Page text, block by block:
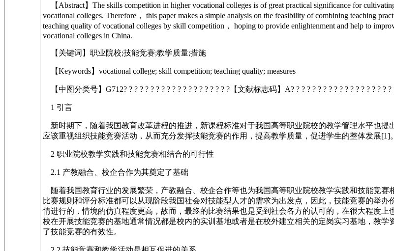
【Abstract】The skills competition in higher vocational colleges is of great practical significance for
vocational colleges. Therefore， this paper makes a simple analysis on the feasibility of combining teaching
teaching quality of vocational colleges by skill competition， hoping to provide enlightenment and help to
vocational colleges in China.
【关键词】职业院校;技能竞赛;教学质量;措施
【Keywords】vocational college; skill competition; teaching quality; measures
【中图分类号】G712? ? ? ? ? ? ? ? ? ? ? ? ? ? ? ? ? ? ? ?【文献标志码】A? ? ? ? ? ? ? ? ? ? ? ? ? ? ? ? ?
1 引言
新时期下，随着我国教育改革进程的推进，新课程标准对于我国高等职业院校的教学管理水平也提
应该重视组织技能竞赛活动，从而充分发挥技能竞赛的作用，提高教学质量，促进学生的整体发展[1]。
2 职业院校教学实践和技能竞赛相结合的可行性
2.1 产教融合、校企合作为其奠定了基础
随着我国教育行业的发展繁荣，产教融合、校企合作等也为我国高等职业院校教学实践和技能竞赛
比赛规则和评分标准都可以从现阶段我国社会对技能型人才的需求为出发点，因此，技能竞赛的举
情进行的，情境的仿真程度更高，故而，最终的比赛结果也是受到社会各方的认可的，在很大程度
校在开展技能竞赛的基地通常情况都是校内的实训基地或者是在校外建立相关的定岗实习基地，教
了技能竞赛的有效性。